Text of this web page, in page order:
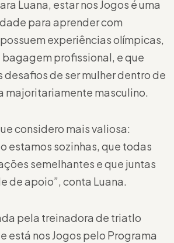
Luana, estar nos Jogos é uma
para aprender com
experiências olímpicas,
bagagem profissional, e que
de ser mulher dentro de
majoritariamente masculino.
considero mais valiosa:
estamos sozinhas, que todas
semelhantes e que juntas
de apoio”, conta Luana.
pela treinadora de triatlo
está nos Jogos pelo Programa